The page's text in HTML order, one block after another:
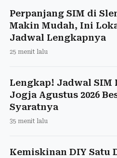
Perpanjang SIM di
Makin Mudah, Ini
Jadwal Lengkapnya
25 menit lalu
Lengkap! Jadwal
Jogja Agustus 2026
Syaratnya
35 menit lalu
Kemiskinan DIY Satu